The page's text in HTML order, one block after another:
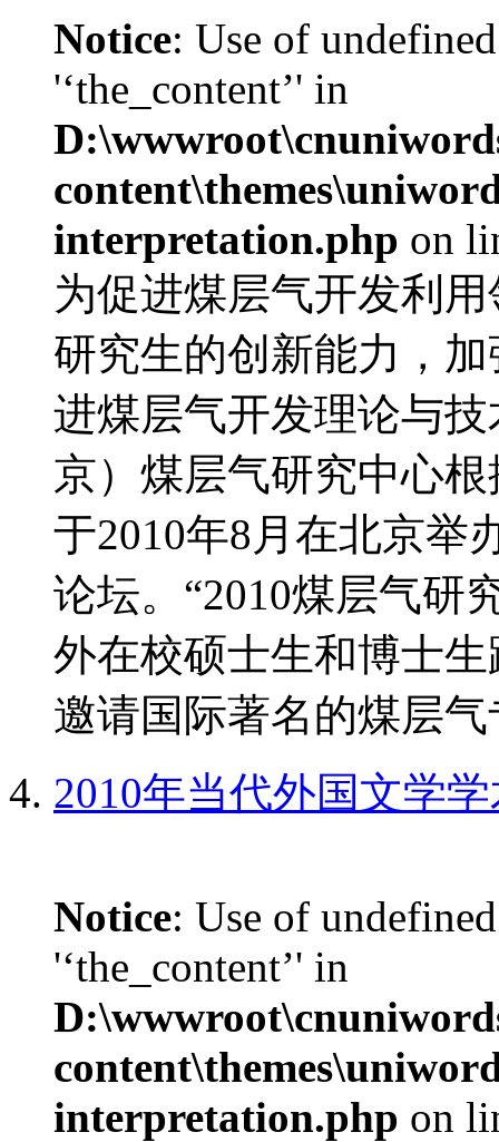
Notice: Use of
'‘the_content’' in
interpretation.php on
为促进煤层气开发利
研究生的创新能力，
进煤层气开发理论与
京）煤层气研究中心
于2010年8月在北京举
论坛。“2010煤层气研
外在校硕士生和博士
邀请国际著名的煤层
2010年当代外国文学
Notice: Use of
'‘the_content’' in
interpretation.php on